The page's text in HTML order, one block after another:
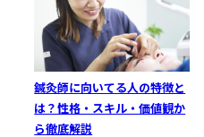
鍼灸師に向いてる人の特徴と
は？性格・スキル・価値観か
ら徹底解説